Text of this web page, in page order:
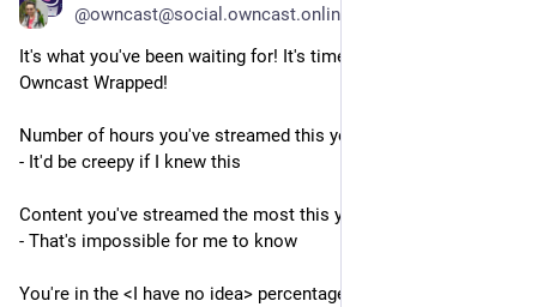
@owncast@social.owncast.online
It's what you've been waiting for! It's time again for your
Owncast Wrapped!
Number of hours you've streamed this year:
- It'd be creepy if I knew this
Content you've streamed the most this year:
- That's impossible for me to know
You're in the <I have no idea> percentage of top streamers.